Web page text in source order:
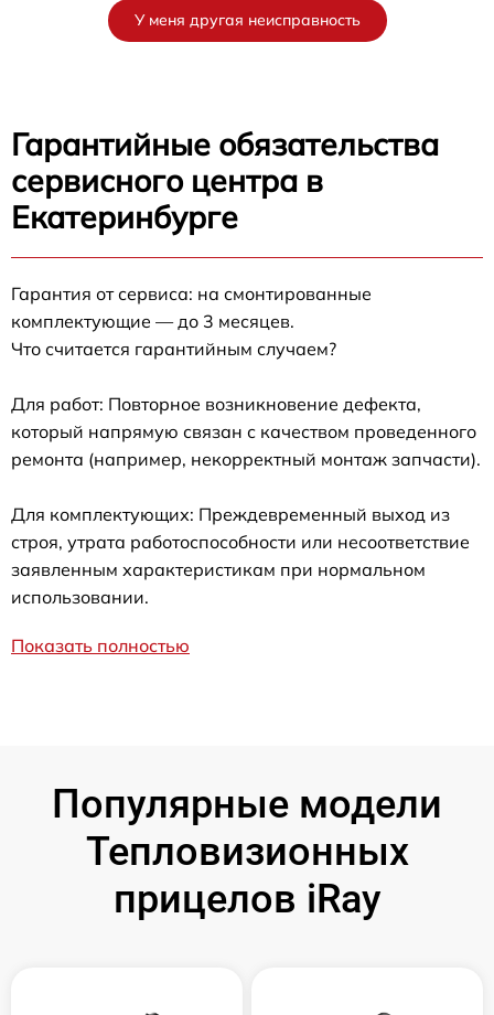
У меня другая неисправность
Гарантийные обязательства
сервисного центра в
Екатеринбурге
Гарантия от сервиса: на смонтированные
комплектующие — до 3 месяцев.
Что считается гарантийным случаем?
Для работ: Повторное возникновение дефекта,
который напрямую связан с качеством проведенного
ремонта (например, некорректный монтаж запчасти).
Для комплектующих: Преждевременный выход из
строя, утрата работоспособности или несоответствие
заявленным характеристикам при нормальном
использовании.
Показать полностью
Популярные модели
Тепловизионных
прицелов iRay